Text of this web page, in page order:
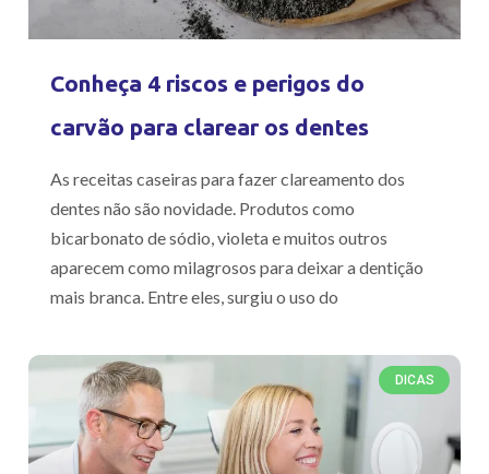
Conheça 4 riscos e perigos do
carvão para clarear os dentes
As receitas caseiras para fazer clareamento dos
dentes não são novidade. Produtos como
bicarbonato de sódio, violeta e muitos outros
aparecem como milagrosos para deixar a dentição
mais branca. Entre eles, surgiu o uso do
DICAS